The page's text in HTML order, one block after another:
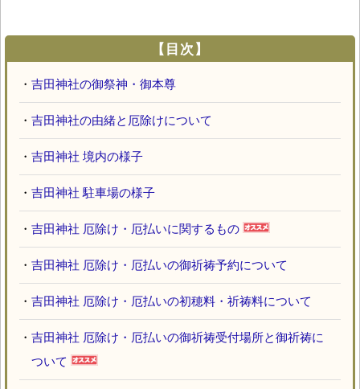
【目次】
・ 吉田神社の御祭神・御本尊
・ 吉田神社の由緒と厄除けについて
・ 吉田神社 境内の様子
・ 吉田神社 駐車場の様子
・ 吉田神社 厄除け・厄払いに関するもの
・ 吉田神社 厄除け・厄払いの御祈祷予約について
・ 吉田神社 厄除け・厄払いの初穂料・祈祷料について
・ 吉田神社 厄除け・厄払いの御祈祷受付場所と御祈祷に
ついて